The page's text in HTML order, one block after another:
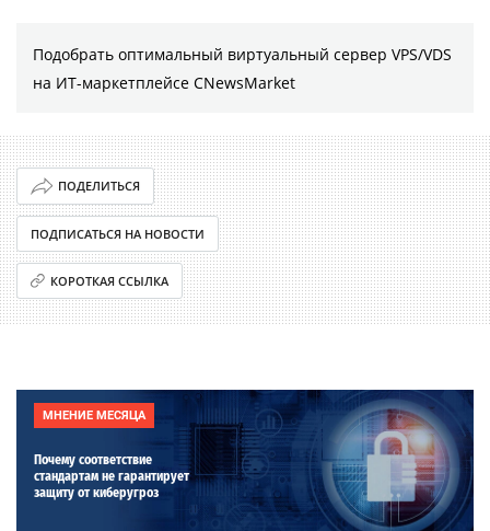
Подобрать оптимальный виртуальный сервер VPS/VDS
на ИТ-маркетплейсе CNewsMarket
ПОДЕЛИТЬСЯ
ПОДПИСАТЬСЯ НА НОВОСТИ
КОРОТКАЯ ССЫЛКА
МНЕНИЕ МЕСЯЦА
Почему соответствие
стандартам не гарантирует
защиту от киберугроз